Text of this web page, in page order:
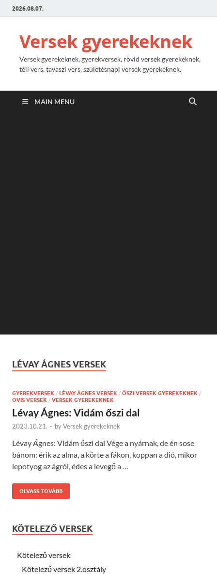
2026.08.07.
Versek gyerekeknek
Versek gyerekeknek, gyerekversek, rövid versek gyerekeknek,
téli vers, tavaszi vers, születésnapi versek gyerekeknek.
MAIN MENU
LÉVAY ÁGNES VERSEK
GYEREKVERSEK / LÉVAY ÁGNES VERSEK / ŐSZI VERSEK GYEREKEKNEK /
OVIS VERSEK / VERSEK GYEREKEKNEK
Lévay Ágnes: Vidám őszi dal
2023.10.21. - byVersek gyerekeknek
Lévay Ágnes: Vidám őszi dal Vége a nyárnak, de én sose
bánom: érik az alma, a körte a fákon, koppan a dió, mikor
lepotyog az ágról, édes a levegő a …
OLVASS TOVÁBB
KÖTELEZŐ VERSEK
Kötelező versek
Kötelező versek 2.osztály